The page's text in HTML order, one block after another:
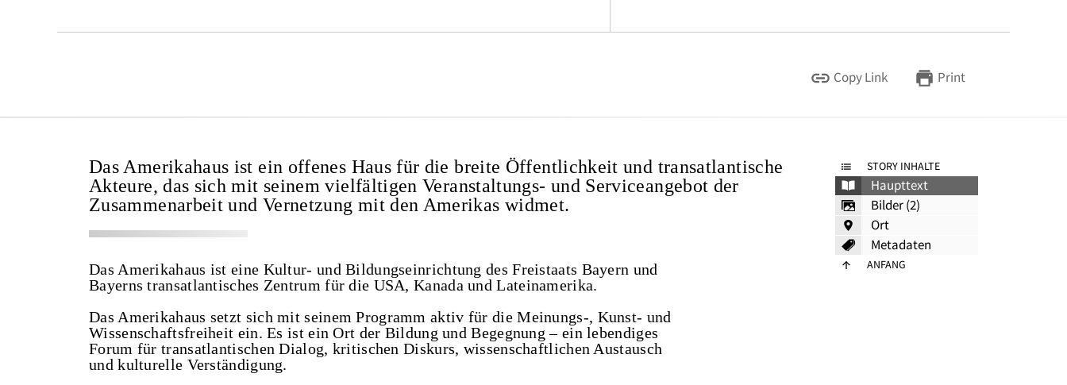
Copy Link Print
STORY INHALTE
Haupttext
Bilder (2)
Ort
Metadaten
ANFANG
Das Amerikahaus ist ein offenes Haus für die breite Öffentlichkeit und transatlantische
Akteure, das sich mit seinem vielfältigen Veranstaltungs- und Serviceangebot der
Zusammenarbeit und Vernetzung mit den Amerikas widmet.
Das Amerikahaus ist eine Kultur- und Bildungseinrichtung des Freistaats Bayern und
Bayerns transatlantisches Zentrum für die USA, Kanada und Lateinamerika.
Das Amerikahaus setzt sich mit seinem Programm aktiv für die Meinungs-, Kunst- und
Wissenschaftsfreiheit ein. Es ist ein Ort der Bildung und Begegnung – ein lebendiges
Forum für transatlantischen Dialog, kritischen Diskurs, wissenschaftlichen Austausch
und kulturelle Verständigung.